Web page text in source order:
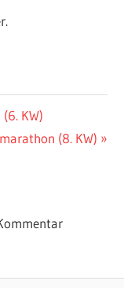
KW)
(8. KW)